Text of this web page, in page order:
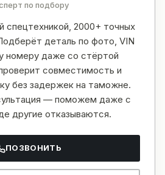
по подбору
спецтехникой, 2000+ точных
деталь по фото, VIN
номеру даже со стёртой
совместимость и
без задержек на таможне.
— поможем даже с
другие отказываются.
ПОЗВОНИТЬ